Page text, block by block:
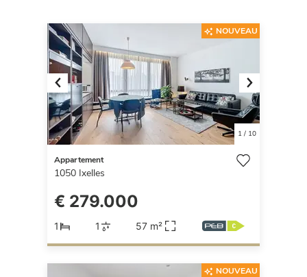
Previous Next
1/ 10
NOUVEAU
Appartement
1050 Ixelles
€ 279.000
1 1 57 m²
NOUVEAU